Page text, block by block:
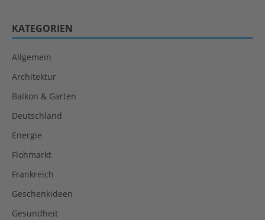
KATEGORIEN
Allgemein
Architektur
Balkon & Garten
Deutschland
Energie
Flohmarkt
Frankreich
Geschenkideen
Gesundheit